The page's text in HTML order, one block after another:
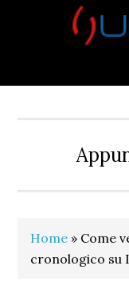
Home » Come
cronologico su